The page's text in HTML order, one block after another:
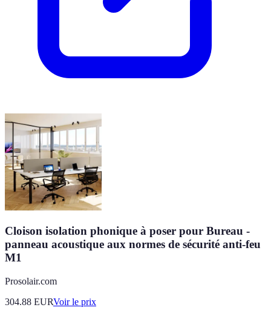
Cloison isolation phonique à poser pour Bureau -
panneau acoustique aux normes de sécurité anti-feu
M1
Prosolair.com
304.88 EURVoir le prix